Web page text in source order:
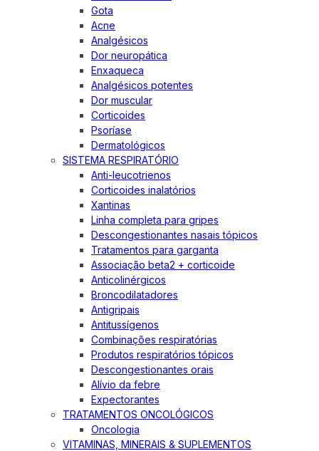
Gota
Acne
Analgésicos
Dor neuropática
Enxaqueca
Analgésicos potentes
Dor muscular
Corticoides
Psoríase
Dermatológicos
SISTEMA RESPIRATÓRIO
Anti-leucotrienos
Corticoides inalatórios
Xantinas
Linha completa para gripes
Descongestionantes nasais tópicos
Tratamentos para garganta
Associação beta2 + corticoide
Anticolinérgicos
Broncodilatadores
Antigripais
Antitussígenos
Combinações respiratórias
Produtos respiratórios tópicos
Descongestionantes orais
Alívio da febre
Expectorantes
TRATAMENTOS ONCOLÓGICOS
Oncologia
VITAMINAS, MINERAIS & SUPLEMENTOS